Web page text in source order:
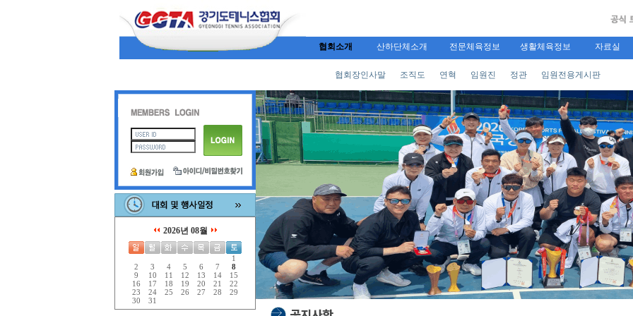
협회소개 산하단체소개 전문체육정보 생활체육정보 자료실
협회장인사말 조직도 연혁 임원진 정관 임원전용게시판
2026년 08월
1
2
3 4 5 6 7
8
9
10 11 12 13 14
15
16
17 18 19 20 21
22
23
24 25 26 27 28
29
30
31